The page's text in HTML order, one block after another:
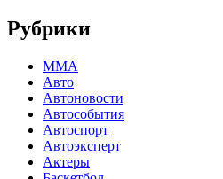
Рубрики
MMA
Авто
Автоновости
Автособытия
Автоспорт
Автоэксперт
Актеры